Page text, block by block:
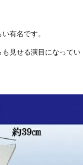
有名です。
見せる演目になってい